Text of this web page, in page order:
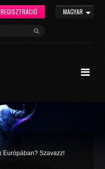
MAGYAR
REGISZTRÁCIÓ